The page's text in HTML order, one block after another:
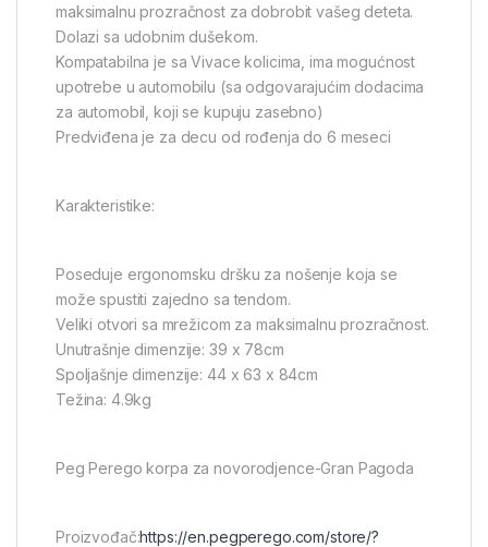
maksimalnu prozračnost za dobrobit vašeg deteta.
Dolazi sa udobnim dušekom.
Kompatabilna je sa Vivace kolicima, ima mogućnost
upotrebe u automobilu (sa odgovarajućim dodacima
za automobil, koji se kupuju zasebno)
Predviđena je za decu od rođenja do 6 meseci
Karakteristike:
Poseduje ergonomsku dršku za nošenje koja se
može spustiti zajedno sa tendom.
Veliki otvori sa mrežicom za maksimalnu prozračnost.
Unutrašnje dimenzije: 39 x 78cm
Spoljašnje dimenzije: 44 x 63 x 84cm
Težina: 4.9kg
Peg Perego korpa za novorodjence-Gran Pagoda
Proizvođač:https://en.pegperego.com/store/?